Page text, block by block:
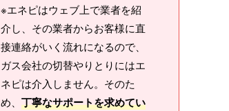
※エネピはウェブ上で業者を紹
介し、その業者からお客様に直
接連絡がいく流れになるので、
ガス会社の切替やりとりにはエ
ネピは介入しません。そのた
め、 丁寧なサポートを求めてい